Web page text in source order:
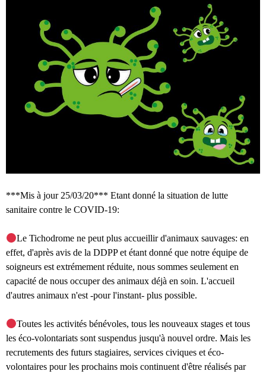
***Mis à jour 25/03/20*** Etant donné la situation de lutte
sanitaire contre le COVID-19:
Le Tichodrome ne peut plus accueillir d'animaux sauvages: en
effet, d'après avis de la DDPP et étant donné que notre équipe de
soigneurs est extrémement réduite, nous sommes seulement en
capacité de nous occuper des animaux déjà en soin. L'accueil
d'autres animaux n'est -pour l'instant- plus possible.
Toutes les activités bénévoles, tous les nouveaux stages et tous
les éco-volontariats sont suspendus jusqu'à nouvel ordre. Mais les
recrutements des futurs stagiaires, services civiques et éco-
volontaires pour les prochains mois continuent d'être réalisés par